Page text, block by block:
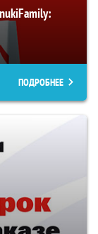
ПОДРОБНЕЕ